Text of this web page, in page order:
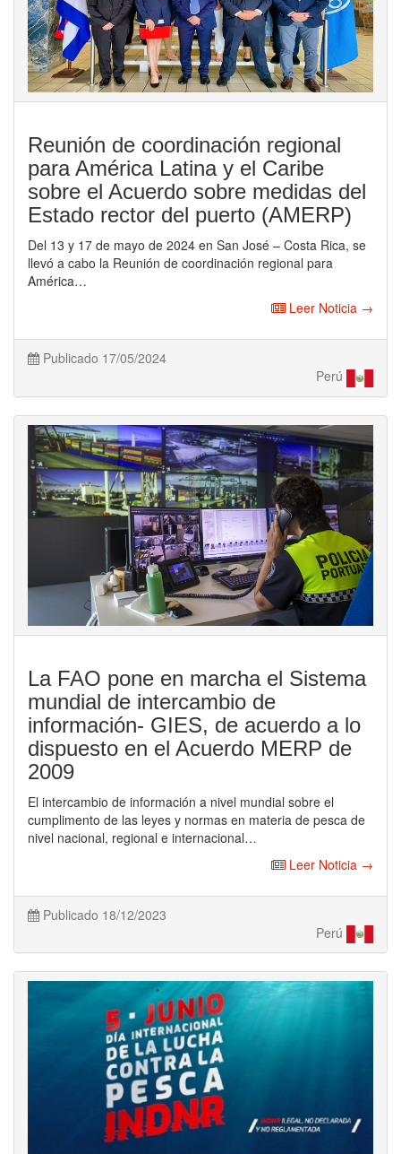
Reunión de coordinación regional
para América Latina y el Caribe
sobre el Acuerdo sobre medidas del
Estado rector del puerto (AMERP)
Del 13 y 17 de mayo de 2024 en San José – Costa Rica, se
llevó a cabo la Reunión de coordinación regional para
América…
Leer Noticia →
Publicado 17/05/2024
Perú
La FAO pone en marcha el Sistema
mundial de intercambio de
información- GIES, de acuerdo a lo
dispuesto en el Acuerdo MERP de
2009
El intercambio de información a nivel mundial sobre el
cumplimento de las leyes y normas en materia de pesca de
nivel nacional, regional e internacional…
Leer Noticia →
Publicado 18/12/2023
Perú